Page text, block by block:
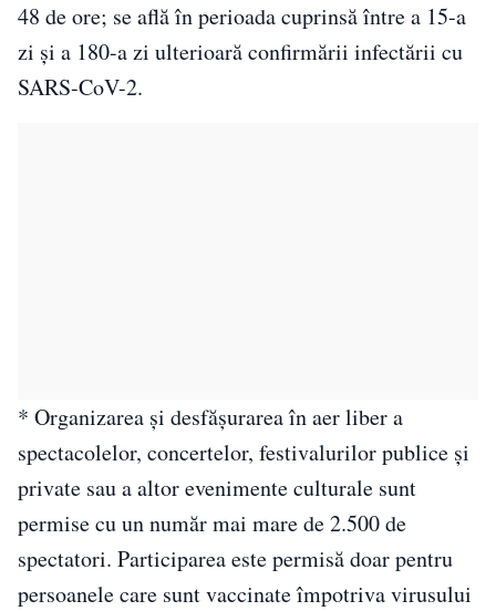
48 de ore; se află în perioada cuprinsă între a 15-a
zi şi a 180-a zi ulterioară confirmării infectării cu
SARS-CoV-2.
* Organizarea şi desfăşurarea în aer liber a
spectacolelor, concertelor, festivalurilor publice şi
private sau a altor evenimente culturale sunt
permise cu un număr mai mare de 2.500 de
spectatori. Participarea este permisă doar pentru
persoanele care sunt vaccinate împotriva virusului